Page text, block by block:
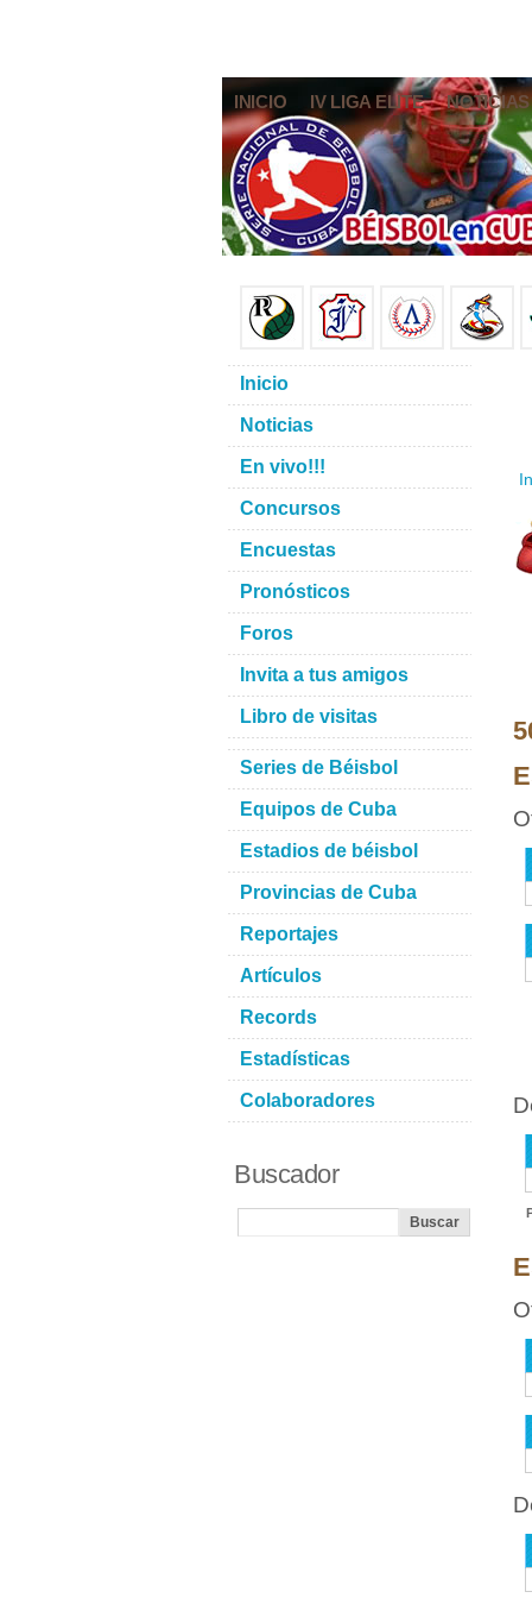
INICIO IV LIGA ELITE NOTICIAS
Inicio
Noticias
En vivo!!!
Concursos
Encuestas
Pronósticos
Foros
Invita a tus amigos
Libro de visitas
Series de Béisbol
Equipos de Cuba
Estadios de béisbol
Provincias de Cuba
Reportajes
Artículos
Records
Estadísticas
Colaboradores
Buscador